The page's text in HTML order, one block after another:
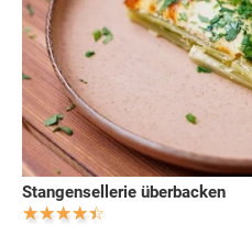
Stangensellerie überbacken